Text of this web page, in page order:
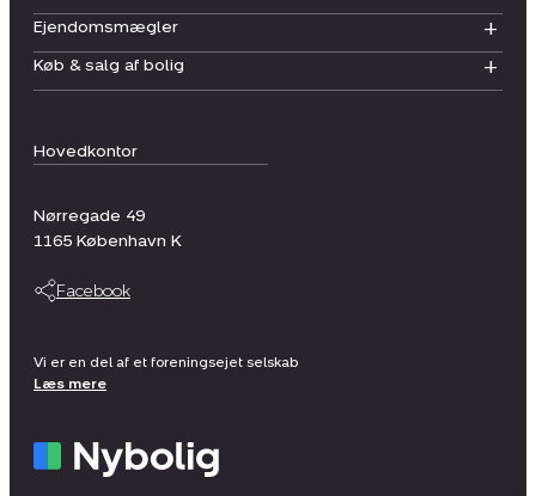
Hovedkontor
Nørregade 49
1165 København K
Facebook
Ejendomsmægler
Køb & salg af bolig
Vi er en del af et foreningsejet selskab
Læs mere